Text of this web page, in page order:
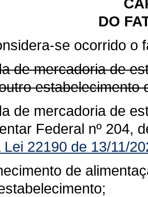
DO
se ocorrido o
de mercadoria de
estabelecimento
de mercadoria de
Federal nº 204,
Lei 22190 de 13/11/
de